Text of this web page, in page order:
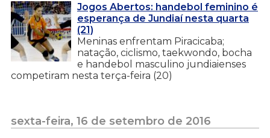
Jogos Abertos: handebol feminino é
esperança de Jundiaí nesta quarta
(21)
Meninas enfrentam Piracicaba;
natação, ciclismo, taekwondo, bocha
e handebol masculino jundiaienses
competiram nesta terça-feira (20)
sexta-feira, 16 de setembro de 2016